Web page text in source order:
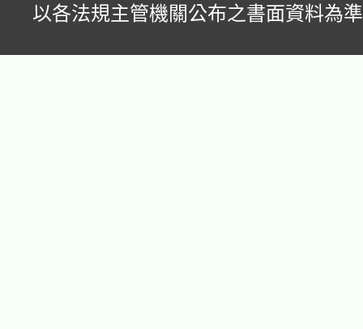
以各法規主管機關公布之書面資料為